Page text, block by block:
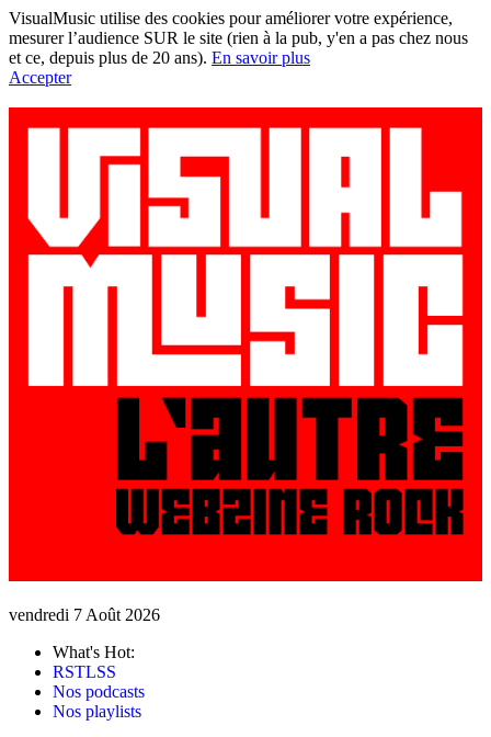
VisualMusic utilise des cookies pour améliorer votre expérience,
mesurer l’audience SUR le site (rien à la pub, y'en a pas chez nous
et ce, depuis plus de 20 ans). En savoir plus
Accepter
vendredi 7 Août 2026
What's Hot:
RSTLSS
Nos podcasts
Nos playlists